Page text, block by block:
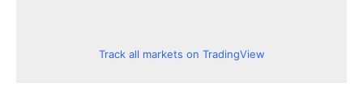
Track all markets on TradingView